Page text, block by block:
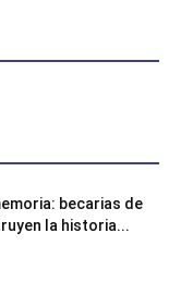
becarias de
la historia...